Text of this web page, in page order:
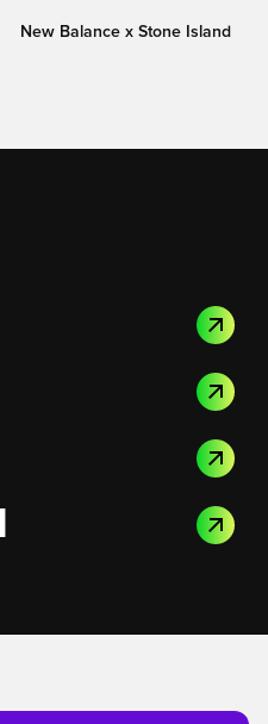
New Balance x Stone Island